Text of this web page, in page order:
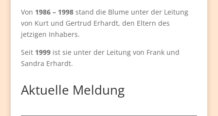
Von 1986 – 1998stand die Blume unter der Leitung
von Kurt und Gertrud Erhardt, den Eltern des
jetzigen Inhabers.
Seit 1999ist sie unter der Leitung von Frank und
Sandra Erhardt.
Aktuelle Meldung